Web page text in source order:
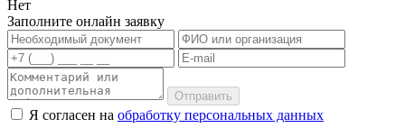
Нет
Заполните онлайн заявку
Отправить
Я согласен на обработку персональных данных